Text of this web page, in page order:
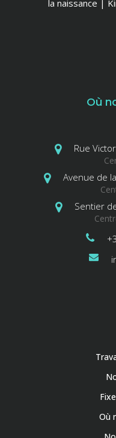
la naissance |
Où
Rue
Avenue de
Sentier
Où